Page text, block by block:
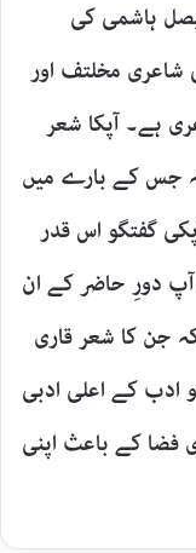
ہاشمی کی
شاعری مخلتف اور
ہے۔ آپکا شعر
جس کے بارے میں
گفتگو اس قدر
دورِ حاضر کے ان
جن کا شعر قاری
ادب کے اعلی ادبی
فضا کے باعث اپنی